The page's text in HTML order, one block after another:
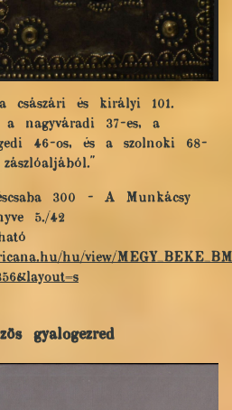
császári és királyi 101.
a nagyváradi 37-es, a
46-os, és a szolnoki 68-
300 - A Munkácsy
5./42
hu/view/
gyalogezred